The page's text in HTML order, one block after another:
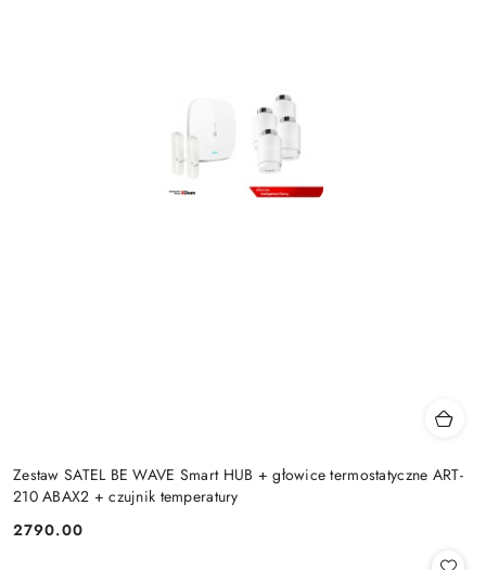
Zestaw SATEL BE WAVE Smart HUB + głowice termostatyczne ART-
210 ABAX2 + czujnik temperatury
Cena:
2790.00